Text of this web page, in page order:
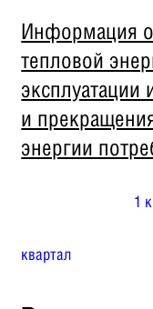
Информация
тепловой
эксплуатации
и
энергии
1
квартал